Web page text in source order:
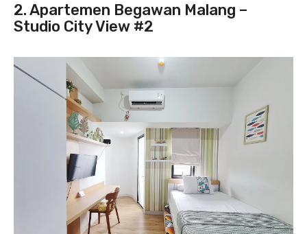
2. Apartemen Begawan Malang –
Studio City View #2